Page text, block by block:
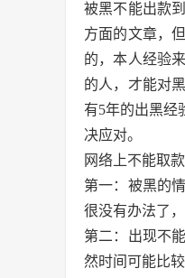
被黑不能出款
方面的文章，
的，本人经验
的人，才能对
有5年的出黑经
决应对。
网络上不能取
第一：被黑的
很没有办法了
第二：出现不
然时间可能比